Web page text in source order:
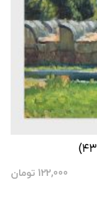
122,000 تومان